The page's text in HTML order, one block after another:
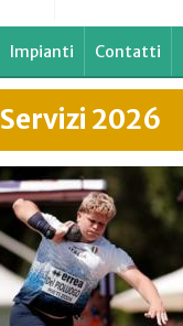
Impianti Contatti
2026